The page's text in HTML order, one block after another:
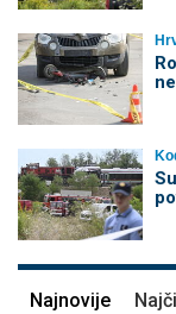
Najnovije